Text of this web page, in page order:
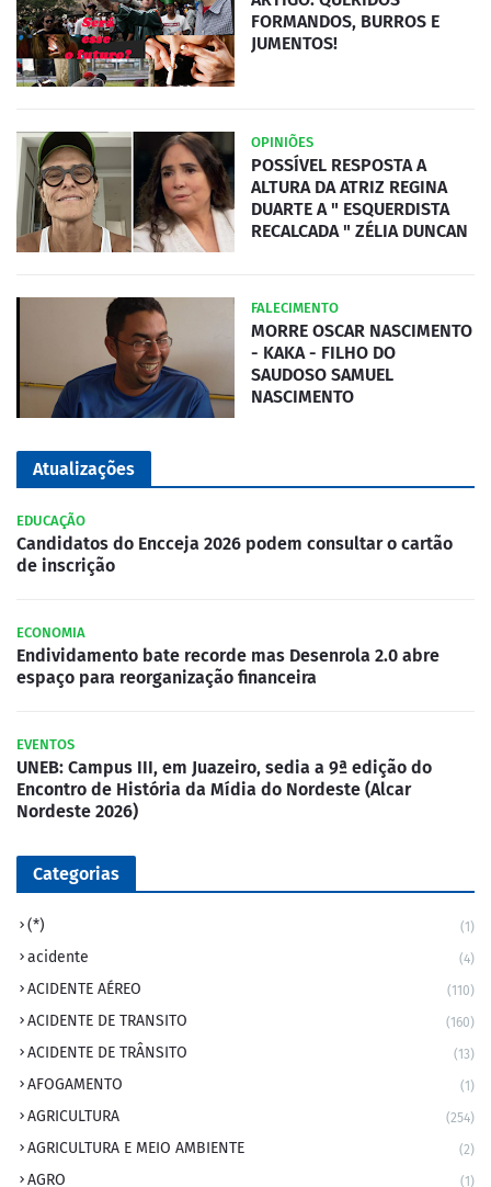
FORMANDOS, BURROS E
JUMENTOS!
OPINIÕES
POSSÍVEL RESPOSTA A
ALTURA DA ATRIZ REGINA
DUARTE A " ESQUERDISTA
RECALCADA " ZÉLIA DUNCAN
FALECIMENTO
MORRE OSCAR NASCIMENTO
- KAKA - FILHO DO
SAUDOSO SAMUEL
NASCIMENTO
Atualizações
EDUCAÇÃO
Candidatos do Encceja 2026 podem consultar o cartão
de inscrição
ECONOMIA
Endividamento bate recorde mas Desenrola 2.0 abre
espaço para reorganização financeira
EVENTOS
UNEB: Campus III, em Juazeiro, sedia a 9ª edição do
Encontro de História da Mídia do Nordeste (Alcar
Nordeste 2026)
Categorias
(*) (1)
acidente (4)
ACIDENTE AÉREO (110)
ACIDENTE DE TRANSITO (160)
ACIDENTE DE TRÂNSITO (13)
AFOGAMENTO (1)
AGRICULTURA (254)
AGRICULTURA E MEIO AMBIENTE (2)
AGRO (1)